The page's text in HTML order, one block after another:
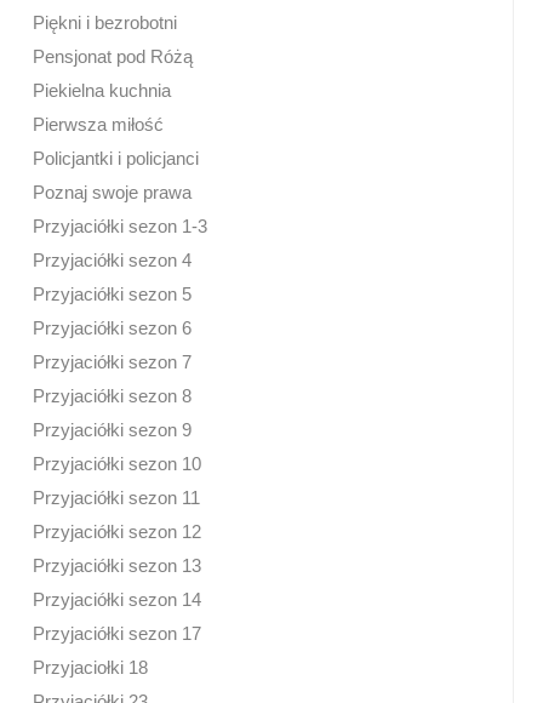
Piękni i bezrobotni
Pensjonat pod Różą
Piekielna kuchnia
Pierwsza miłość
Policjantki i policjanci
Poznaj swoje prawa
Przyjaciółki sezon 1-3
Przyjaciółki sezon 4
Przyjaciółki sezon 5
Przyjaciółki sezon 6
Przyjaciółki sezon 7
Przyjaciółki sezon 8
Przyjaciółki sezon 9
Przyjaciółki sezon 10
Przyjaciółki sezon 11
Przyjaciółki sezon 12
Przyjaciółki sezon 13
Przyjaciółki sezon 14
Przyjaciółki sezon 17
Przyjaciołki 18